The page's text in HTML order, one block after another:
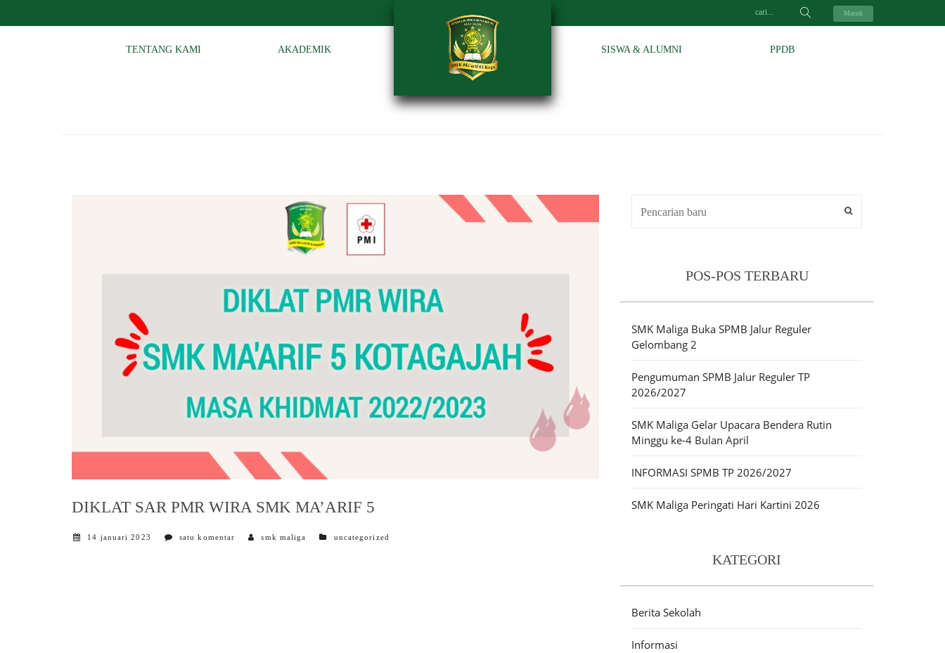
Masuk
TENTANG KAMI AKADEMIK SISWA & ALUMNI PPDB
DIKLAT SAR PMR WIRA SMK MA’ARIF 5
14 januari 2023 satu komentar smk maliga categories
uncategorized
POS-POS TERBARU
SMK Maliga Buka SPMB Jalur Reguler
Gelombang 2
Pengumuman SPMB Jalur Reguler TP
2026/2027
SMK Maliga Gelar Upacara Bendera Rutin
Minggu ke-4 Bulan April
INFORMASI SPMB TP 2026/2027
SMK Maliga Peringati Hari Kartini 2026
KATEGORI
Berita Sekolah
Informasi